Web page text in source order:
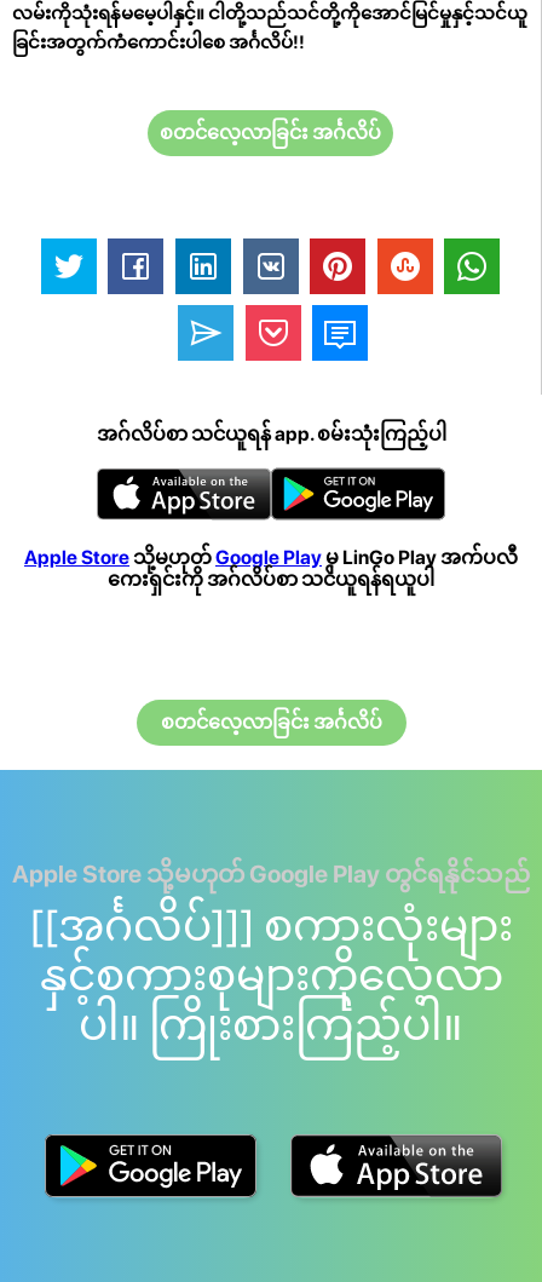
လမ်းကိုသုံးရန်မမေ့ပါနှင့်။ ငါတို့သည်သင်တို့ကိုအောင်မြင်မှုနှင့်သင်ယူ
ခြင်းအတွက်ကံကောင်းပါစေ အင်္ဂလိပ်!!
စတင်လေ့လာခြင်း အင်္ဂလိပ်
အဂ်လိပ်စာ သင်ယူရန် app. စမ်းသုံးကြည့်ပါ
Apple Storeသို့မဟုတ်Google Play မှ LinGo Play အက်ပလီ
ကေးရှင်းကို အဂ်လိပ်စာ သင်ယူရန်ရယူပါ
စတင်လေ့လာခြင်း အင်္ဂလိပ်
Apple Store သို့မဟုတ် Google Play တွင်ရနိုင်သည်
[[အင်္ဂလိပ်]]] စကားလုံးများ
နှင့်စကားစုများကိုလေ့လာ
ပါ။ ကြိုးစားကြည့်ပါ။